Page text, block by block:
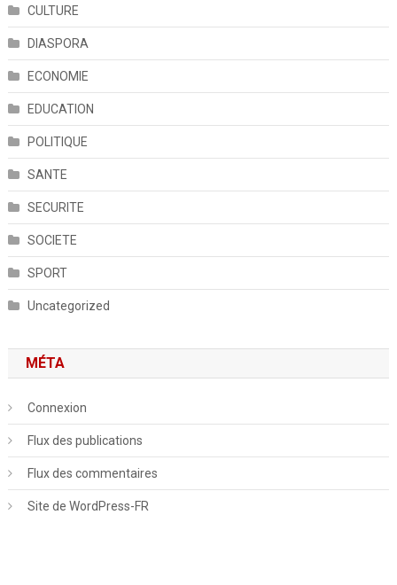
CULTURE
DIASPORA
ECONOMIE
EDUCATION
POLITIQUE
SANTE
SECURITE
SOCIETE
SPORT
Uncategorized
MÉTA
Connexion
Flux des publications
Flux des commentaires
Site de WordPress-FR